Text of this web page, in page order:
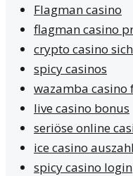
Flagman casino
flagman casino
crypto casino
spicy casinos
wazamba casino
live casino bonus
seriöse online
ice casino
spicy casino login